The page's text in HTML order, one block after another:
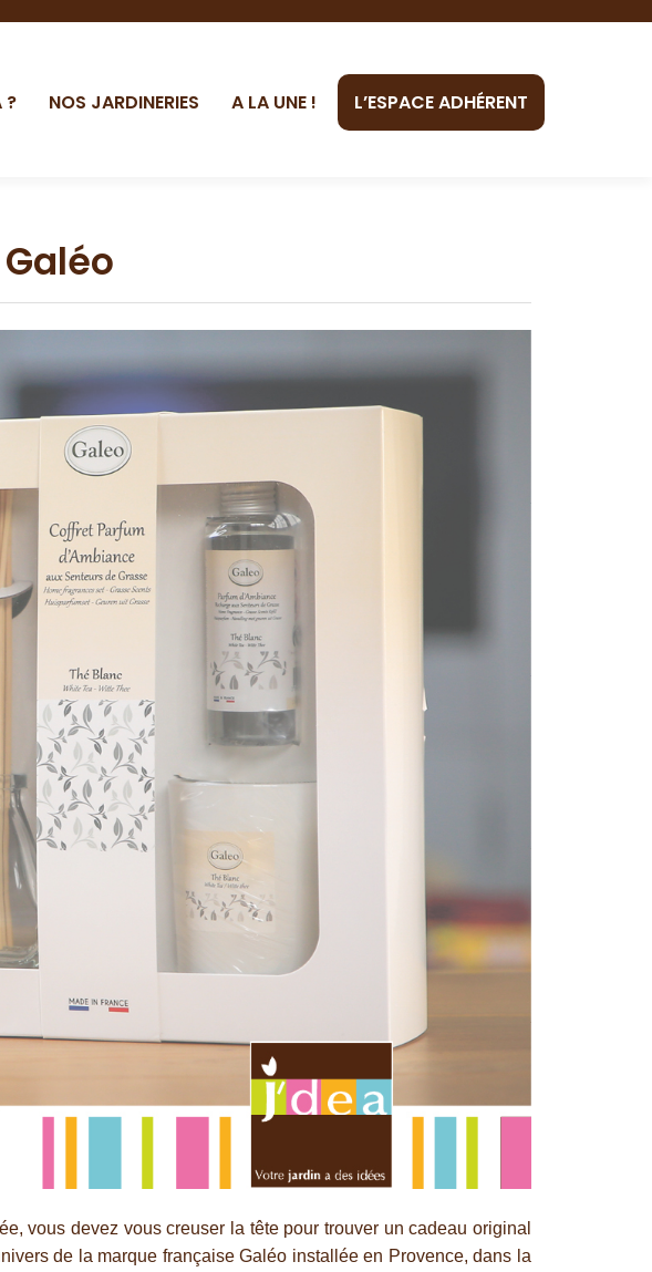
? NOS JARDINERIES A LA UNE ! L’ESPACE ADHÉRENT
vous devez vous creuser la tête pour trouver un cadeau original
de la marque française Galéo installée en Provence, dans la